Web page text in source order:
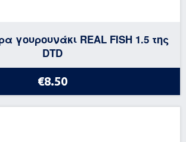
γουρουνάκι REAL FISH 1.5 της
DTD
€8.50